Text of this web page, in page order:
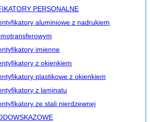
PERSONALNE
aluminiowe z nadrukiem
imienne
z okienkiem
plastikowe z okienkiem
z laminatu
ze stali nierdzewnej